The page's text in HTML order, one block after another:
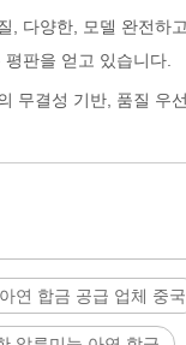
, 다양한, 모델 완전하
평판을 얻고 있습니다.
무결성 기반, 품질 우
연 합금 공급 업체 중국